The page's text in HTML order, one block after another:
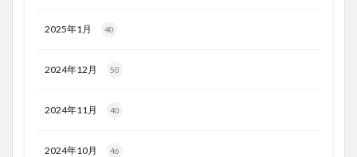
2025年1月 40
2024年12月 50
2024年11月 40
2024年10月 46